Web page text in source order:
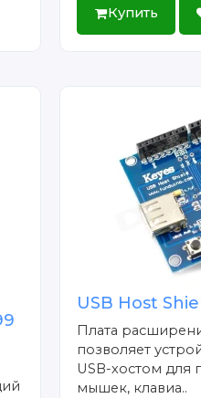
Купить
USB Host
Плата
позволяет
USB-хостом для
мышек, клавиа..